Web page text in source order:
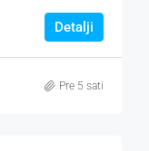
Detalji
Pre 5 sati